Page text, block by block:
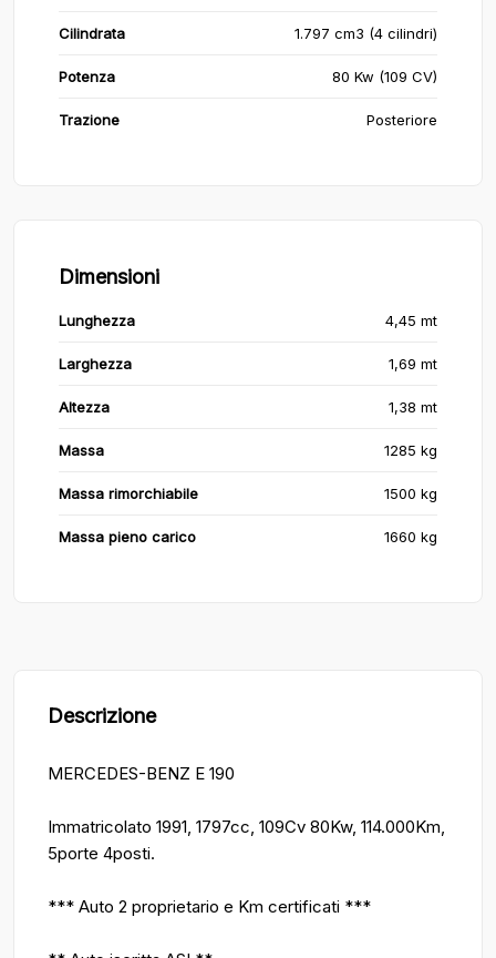
Cilindrata 1.797 cm3 (4 cilindri)
Potenza 80 Kw (109 CV)
Trazione Posteriore
Dimensioni
Lunghezza 4,45 mt
Larghezza 1,69 mt
Altezza 1,38 mt
Massa 1285 kg
Massa rimorchiabile 1500 kg
Massa pieno carico 1660 kg
Descrizione
MERCEDES-BENZ E 190
Immatricolato 1991, 1797cc, 109Cv 80Kw, 114.000Km,
5porte 4posti.
*** Auto 2 proprietario e Km certificati ***